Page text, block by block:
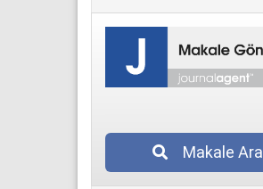
Makale Ara